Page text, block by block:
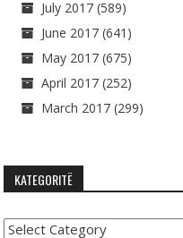
July 2017 (589)
June 2017 (641)
May 2017 (675)
April 2017 (252)
March 2017 (299)
KATEGORITË
Kategoritë